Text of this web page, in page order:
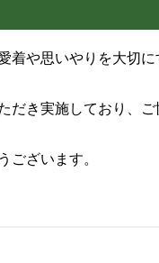
や思いやりを大切
き実施しており、
ざいます。